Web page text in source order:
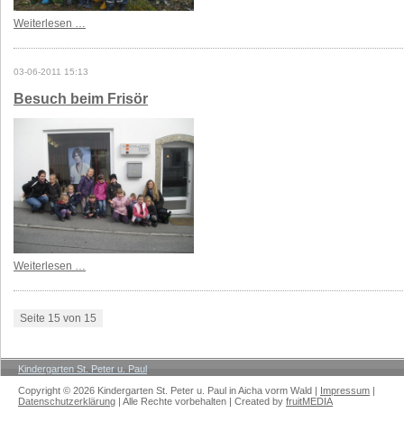
Weiterlesen …
03-06-2011 15:13
Besuch beim Frisör
Weiterlesen …
Seite 15 von 15
Kindergarten St. Peter u. Paul
Copyright © 2026 Kindergarten St. Peter u. Paul in Aicha vorm Wald |
Impressum
Datenschutzerklärung | Alle Rechte vorbehalten | Created by fruitMEDIA